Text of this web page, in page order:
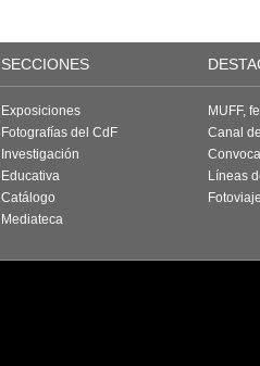
SECCIONES
Exposiciones
Fotografías del CdF
Investigación
Educativa
Catálogo
Mediateca
MUFF,
Canal
Líneas